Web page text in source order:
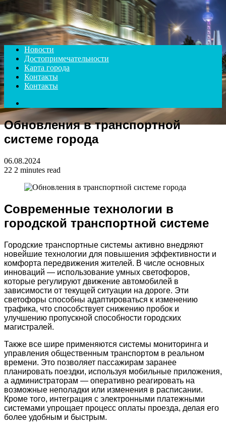
Новости
Достопримечательности
Карта города
Контакты
Контакты
for
Обновления в транспортной
системе города
06.08.2024
22 2 minutes read
Современные технологии в
городской транспортной системе
Городские транспортные системы активно внедряют
новейшие технологии для повышения эффективности и
комфорта передвижения жителей. В числе основных
инноваций — использование умных светофоров,
которые регулируют движение автомобилей в
зависимости от текущей ситуации на дороге. Эти
светофоры способны адаптироваться к изменению
трафика, что способствует снижению пробок и
улучшению пропускной способности городских
магистралей.
Также все шире применяются системы мониторинга и
управления общественным транспортом в реальном
времени. Это позволяет пассажирам заранее
планировать поездки, используя мобильные приложения,
а администраторам — оперативно реагировать на
возможные неполадки или изменения в расписании.
Кроме того, интеграция с электронными платежными
системами упрощает процесс оплаты проезда, делая его
более удобным и быстрым.